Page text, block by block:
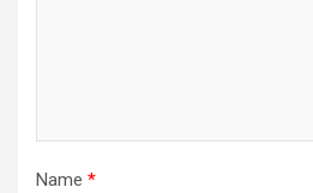
Name *